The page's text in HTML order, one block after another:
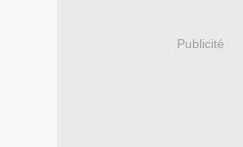
Publicité